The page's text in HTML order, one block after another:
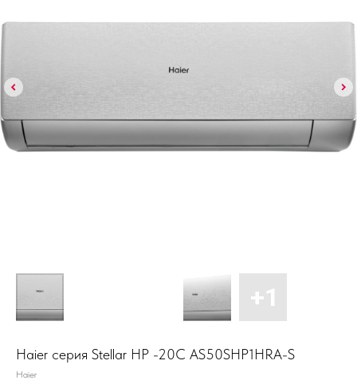
Haier серия Stellar HP -20C AS50SHP1HRA-S
Haier